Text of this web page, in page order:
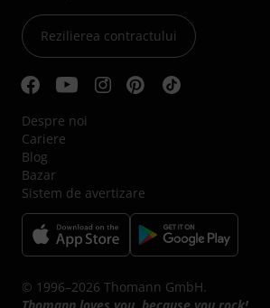
Rezilierea contractului
Despre noi
Cariere
Blog
Bazar
Sistem de avertizare
© 1996–2026 Thomann GmbH.